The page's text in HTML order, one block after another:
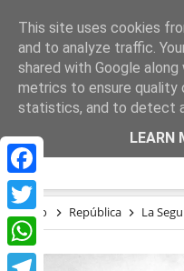
Facebook
Twitter
WhatsApp
LA SEGUNDA
FORESTAL
Inicio República La
This site uses cookies
and to analyze traffic.
shared with Google
metrics to ensure quality
statistics, and to detect
LEARN